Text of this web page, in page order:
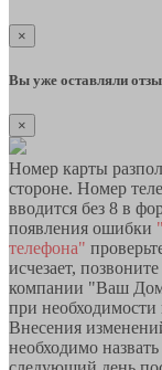
×
Вы уже оставляли
×
Номер карты
стороне. Номер
вводится без 8 в
появления ошибки
телефона"
исчезает,
компании "Ваш
при
Внесения
необходимо